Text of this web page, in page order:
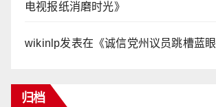
电视报纸消磨时光》
wikinlp发表在《诚信党州议员跳槽蓝眼
归档